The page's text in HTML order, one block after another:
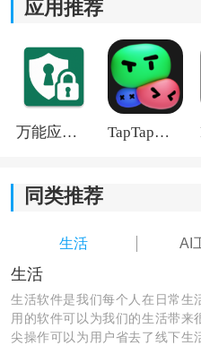
应用推荐
万能应用隐藏 TapTap国际版2026
同类推荐
生活 AI
生活
生活软件是我们每个人在日常生
用的软件可以为我们的生活带来
尖操作可以为用户省去了线下生